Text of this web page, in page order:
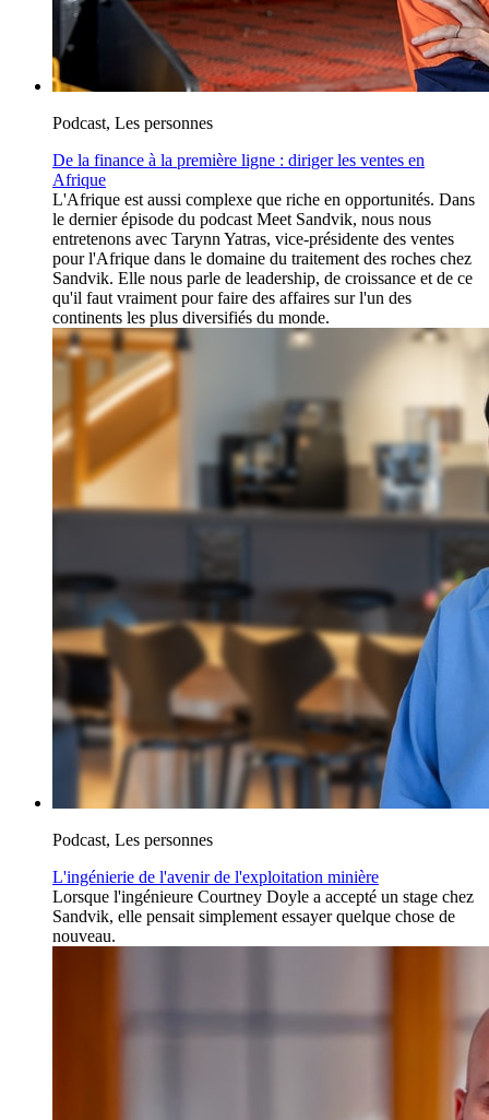
Podcast, Les personnes
De la finance à la première ligne : diriger les ventes en
Afrique
L'Afrique est aussi complexe que riche en opportunités. Dans
le dernier épisode du podcast Meet Sandvik, nous nous
entretenons avec Tarynn Yatras, vice-présidente des ventes
pour l'Afrique dans le domaine du traitement des roches chez
Sandvik. Elle nous parle de leadership, de croissance et de ce
qu'il faut vraiment pour faire des affaires sur l'un des
continents les plus diversifiés du monde.
Podcast, Les personnes
L'ingénierie de l'avenir de l'exploitation minière
Lorsque l'ingénieure Courtney Doyle a accepté un stage chez
Sandvik, elle pensait simplement essayer quelque chose de
nouveau.